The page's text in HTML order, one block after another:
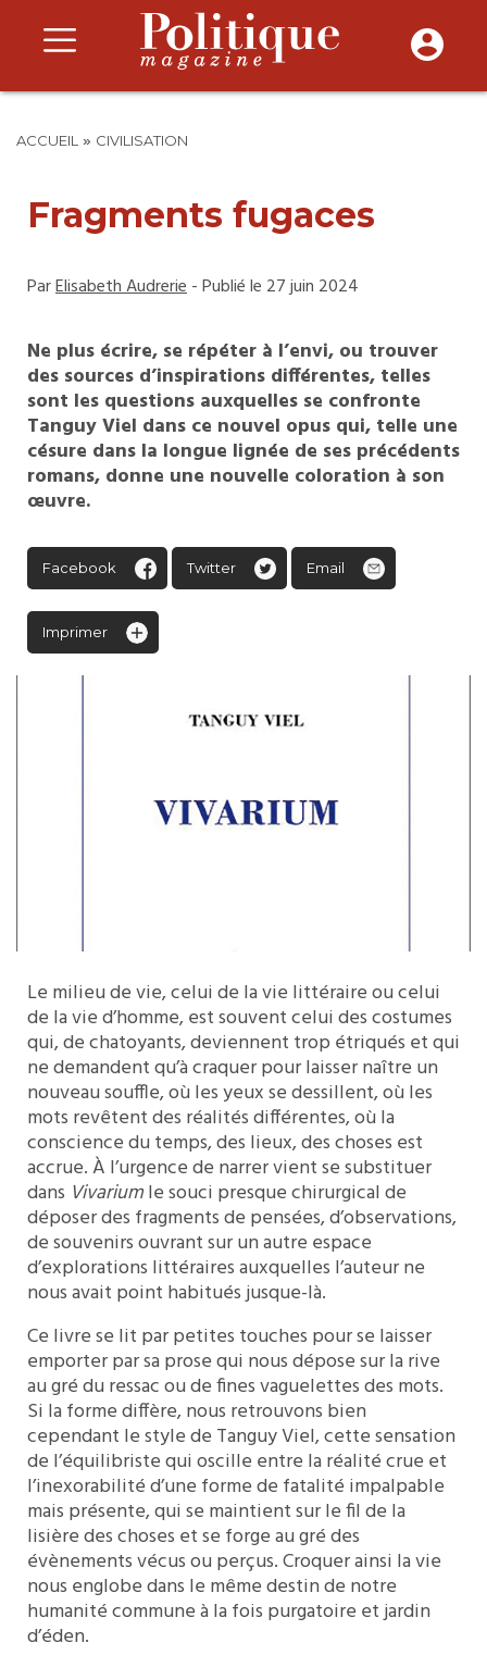
ACCUEIL » CIVILISATION
Fragments fugaces
ParElisabeth Audrerie- Publié le 27 juin 2024
Ne plus écrire, se répéter à l’envi, ou trouver
des sources d’inspirations différentes, telles
sont les questions auxquelles se confronte
Tanguy Viel dans ce nouvel opus qui, telle une
césure dans la longue lignée de ses précédents
romans, donne une nouvelle coloration à son
œuvre.
Facebook Twitter Email
Imprimer
Le milieu de vie, celui de la vie littéraire ou celui
de la vie d’homme, est souvent celui des costumes
qui, de chatoyants, deviennent trop étriqués et qui
ne demandent qu’à craquer pour laisser naître un
nouveau souffle, où les yeux se dessillent, où les
mots revêtent des réalités différentes, où la
conscience du temps, des lieux, des choses est
accrue. À l’urgence de narrer vient se substituer
dans Vivariumle souci presque chirurgical de
déposer des fragments de pensées, d’observations,
de souvenirs ouvrant sur un autre espace
d’explorations littéraires auxquelles l’auteur ne
nous avait point habitués jusque-là.
Ce livre se lit par petites touches pour se laisser
emporter par sa prose qui nous dépose sur la rive
au gré du ressac ou de fines vaguelettes des mots.
Si la forme diffère, nous retrouvons bien
cependant le style de Tanguy Viel, cette sensation
de l’équilibriste qui oscille entre la réalité crue et
l’inexorabilité d’une forme de fatalité impalpable
mais présente, qui se maintient sur le fil de la
lisière des choses et se forge au gré des
évènements vécus ou perçus. Croquer ainsi la vie
nous englobe dans le même destin de notre
humanité commune à la fois purgatoire et jardin
d’éden.